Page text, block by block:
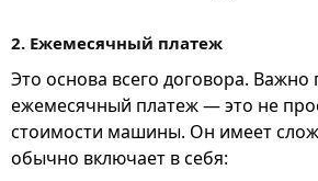
2. Ежемесячный платеж
Это основа всего договора.
ежемесячный платеж — это не
стоимости машины. Он имеет
обычно включает в себя: